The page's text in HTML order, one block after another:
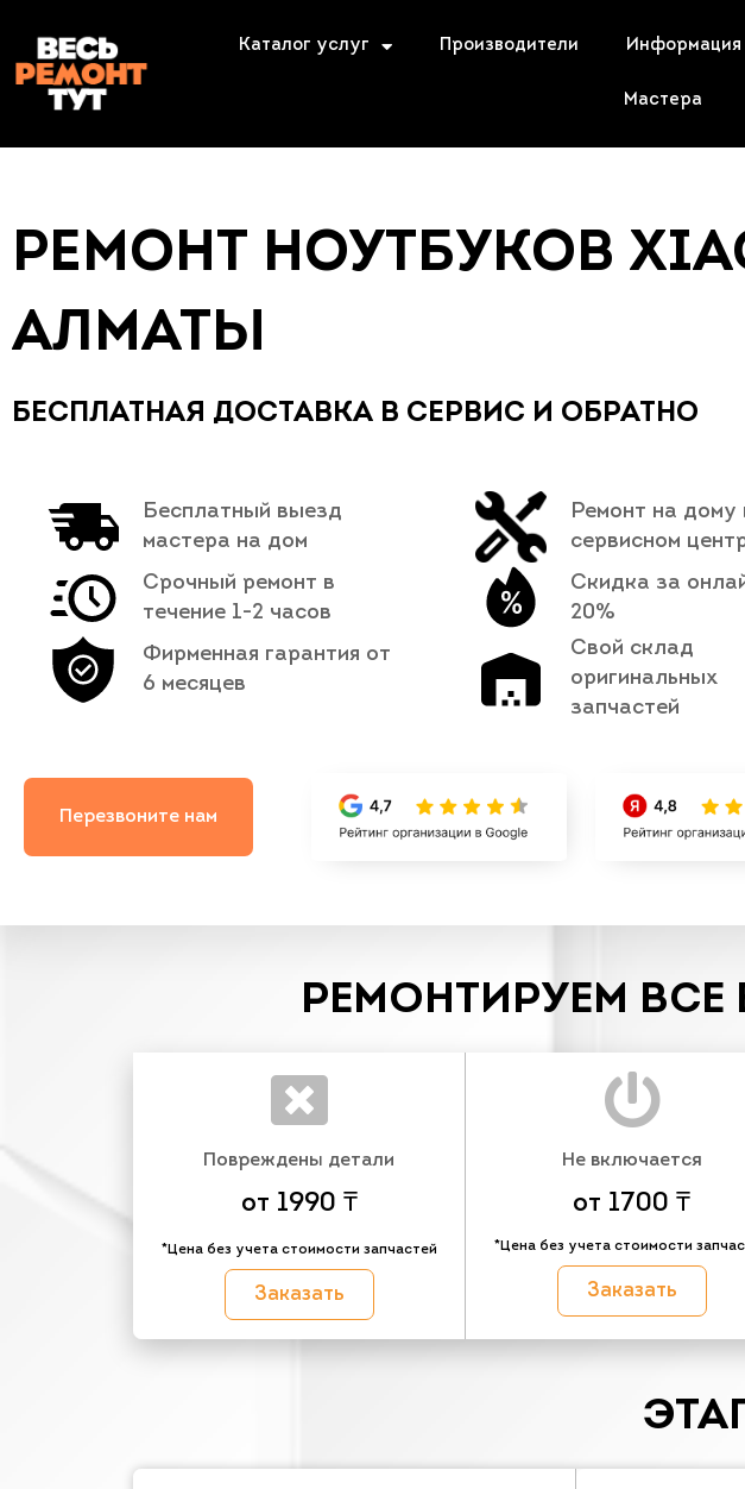
Каталог услуг Производители Информация
Мастера
РЕМОНТ НОУТБУКОВ
АЛМАТЫ
БЕСПЛАТНАЯ ДОСТАВКА В СЕРВИС И ОБРАТНО
Бесплатный выезд
мастера на дом
Срочный ремонт в
течение 1-2 часов
Фирменная гарантия от
6 месяцев
Ремонт на дому
сервисном
Скидка за
20%
Свой склад
оригинальных
запчастей
Перезвоните нам
РЕМОНТИРУЕМ
Повреждены детали
от 1990 ₸
*Цена без учета стоимости запчастей
Заказать
Не включается
от 1700 ₸
*Цена без учета стоимости
Заказать